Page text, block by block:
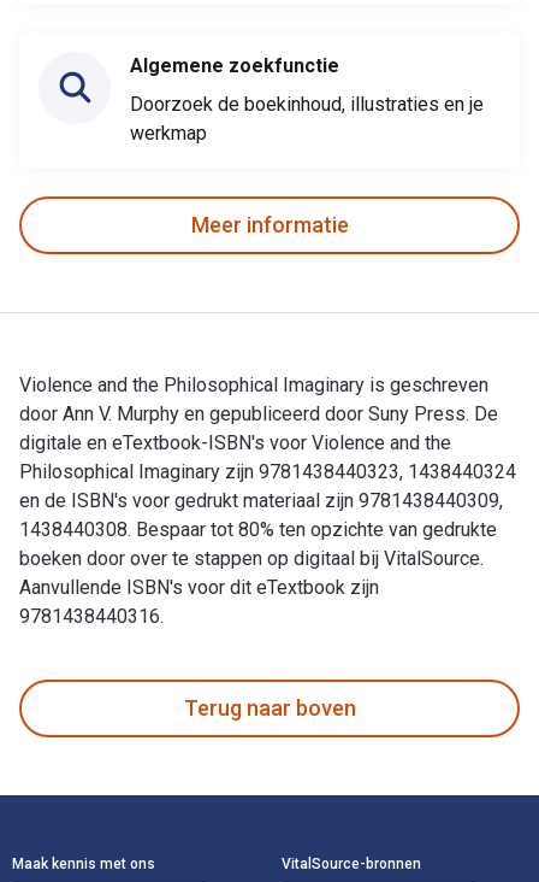
Algemene zoekfunctie
Doorzoek de boekinhoud, illustraties en je
werkmap
Meer informatie
Violence and the Philosophical Imaginary is geschreven
door Ann V. Murphy en gepubliceerd door Suny Press. De
digitale en eTextbook-ISBN's voor Violence and the
Philosophical Imaginary zijn 9781438440323, 1438440324
en de ISBN's voor gedrukt materiaal zijn 9781438440309,
1438440308. Bespaar tot 80% ten opzichte van gedrukte
boeken door over te stappen op digitaal bij VitalSource.
Aanvullende ISBN's voor dit eTextbook zijn
9781438440316.
Terug naar boven
Maak kennis met ons VitalSource-bronnen